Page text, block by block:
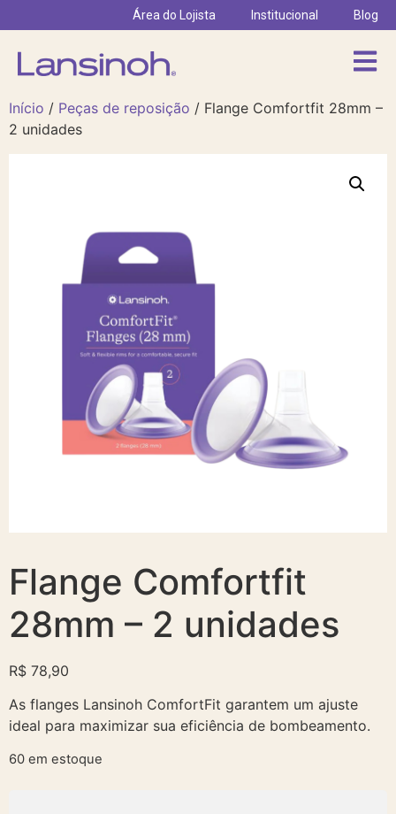
Área do Lojista Institucional Blog
Início / Peças de reposição / Flange Comfortfit 28mm –
2 unidades
Flange Comfortfit
28mm – 2 unidades
R$ 78,90
As flanges Lansinoh ComfortFit garantem um ajuste
ideal para maximizar sua eficiência de bombeamento.
60 em estoque